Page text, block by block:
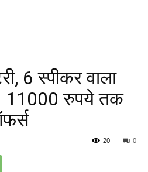
6 स्पीकर वाला
11000 रुपये तक
0
20